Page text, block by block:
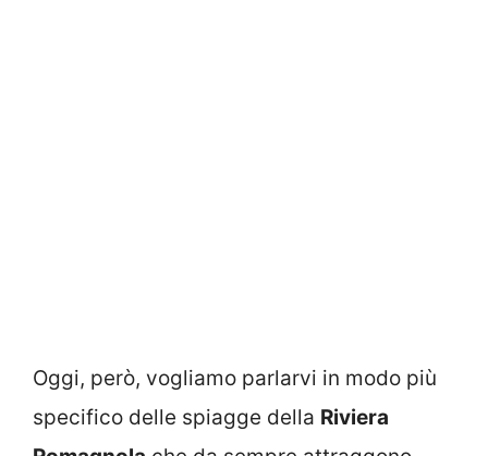
Oggi, però, vogliamo parlarvi in modo più
specifico delle spiagge della Riviera